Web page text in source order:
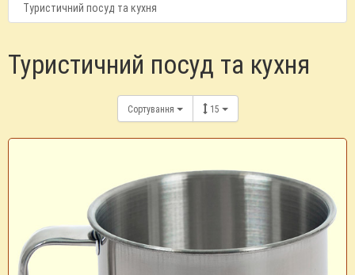
Туристичний посуд та кухня
Туристичний посуд та кухня
Сортування 15